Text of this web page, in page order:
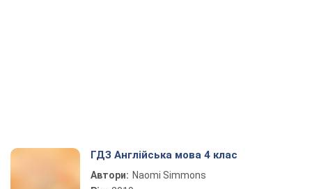
ГДЗ Англійська мова 4 клас
Автори: Naomi Simmons